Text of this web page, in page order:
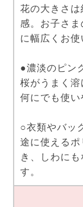
花の大きさ
感。お子さ
に幅広くお使
●濃淡のピン
桜がうまく
何にでも使い
○衣類やバッ
途に使える
き、しわに
す。